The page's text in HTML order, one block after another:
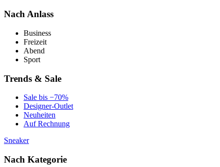
Nach Anlass
Business
Freizeit
Abend
Sport
Trends & Sale
Sale bis −70%
Designer-Outlet
Neuheiten
Auf Rechnung
Sneaker
Nach Kategorie